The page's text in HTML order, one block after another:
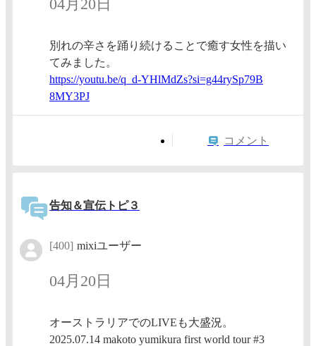
04月20日
別れの辛さを踊り続けることで癒す女性を描い
てみました。
https://youtu.be/q_d-YHlMdZs?si=g44rySp79B
8MY3PJ
コメント
告知＆宣伝トピ３
[400] mixiユーザー
04月20日
オーストラリアでのLIVEも大盛況。
2025.07.14 makoto yumikura first world tour #3